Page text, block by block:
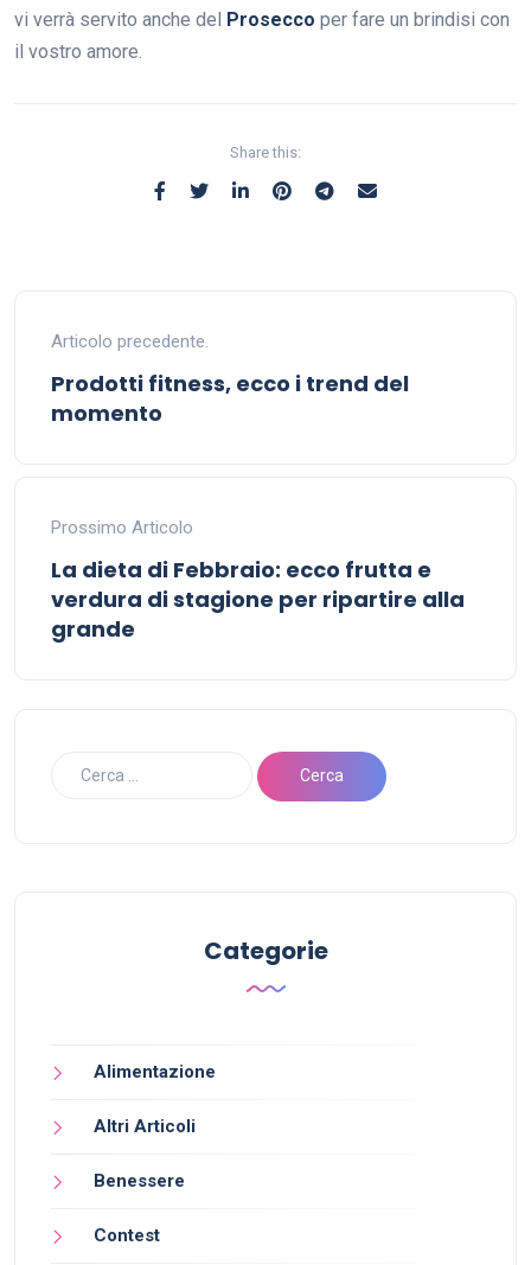
vi verrà servito anche del Prosecco per fare un brindisi con
il vostro amore.
Share this:
Articolo precedente.
Prodotti fitness, ecco i trend del
momento
Prossimo Articolo
La dieta di Febbraio: ecco frutta e
verdura di stagione per ripartire alla
grande
Categorie
Alimentazione
Altri Articoli
Benessere
Contest